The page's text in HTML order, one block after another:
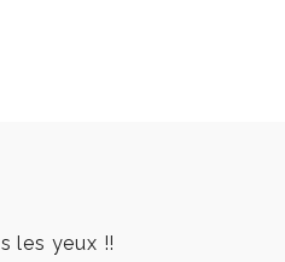
les yeux !!